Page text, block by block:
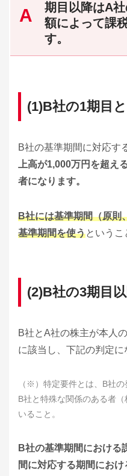
期目以降はA
額によって課
す。
(1)B社の1期目
B社の基準期間に対応す
上高が1,000万円を超え
者になります。
B社には基準期間（原則
基準期間を使うというこ
(2)B社の3期目
B社とA社の株主が本人の
に該当し、下記の判定に
（※）特定要件とは、B社
B社と特殊な関係のある者
いること。
B社の基準期間における
間に対応する期間にお